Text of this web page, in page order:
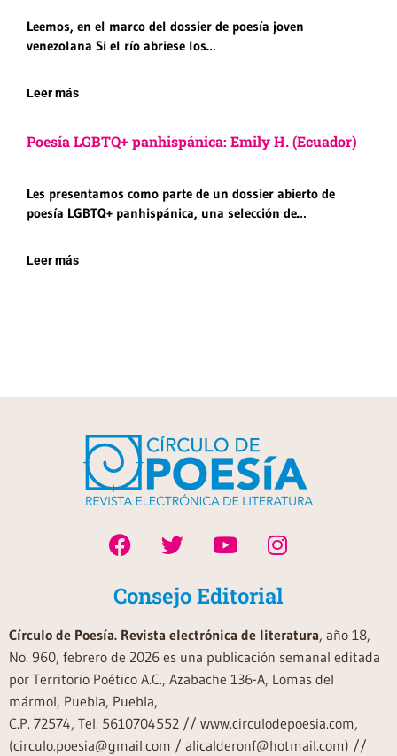
Leemos, en el marco del dossier de poesía joven
venezolana Si el río abriese los…
Leer más
Poesía LGBTQ+ panhispánica: Emily H. (Ecuador)
Les presentamos como parte de un dossier abierto de
poesía LGBTQ+ panhispánica, una selección de…
Leer más
Consejo Editorial
Círculo de Poesía. Revista electrónica de literatura, año 18,
No. 960, febrero de 2026 es una publicación semanal editada
por Territorio Poético A.C., Azabache 136-A, Lomas del
mármol, Puebla, Puebla,
C.P. 72574, Tel. 5610704552 // www.circulodepoesia.com,
(circulo.poesia@gmail.com / alicalderonf@hotmail.com) //